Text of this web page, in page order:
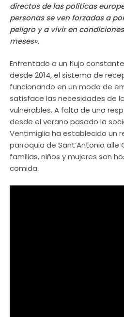
directos de las políticas
personas se ven forzadas a
peligro y a vivir en
meses».
Enfrentado a un flujo
desde 2014, el sistema de
funcionando en un modo de
satisface las necesidades de
vulnerables. A falta de una
desde el verano pasado la
Ventimiglia ha establecido un
parroquia de Sant’Antonio
familias, niños y mujeres son
comida.